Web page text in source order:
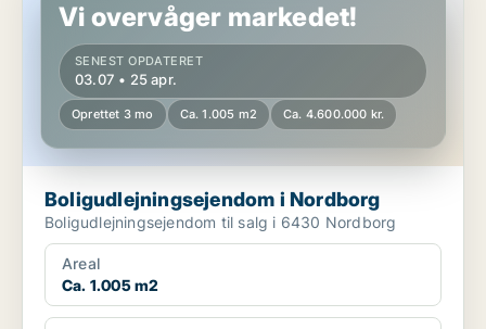
Vi overvåger markedet!
SENEST OPDATERET
03.07 • 25 apr.
Oprettet 3 mo Ca. 1.005 m2 Ca. 4.600.000 kr.
Boligudlejningsejendom i Nordborg
Boligudlejningsejendom til salg i 6430 Nordborg
Areal
Ca. 1.005 m2